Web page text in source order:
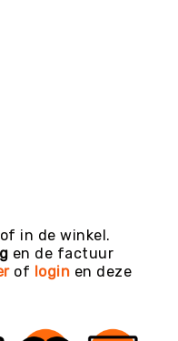
in de winkel.
en de factuur
of login en deze